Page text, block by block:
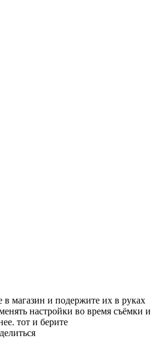
магазин и подержите их в руках
настройки во время съёмки и
тот и берите